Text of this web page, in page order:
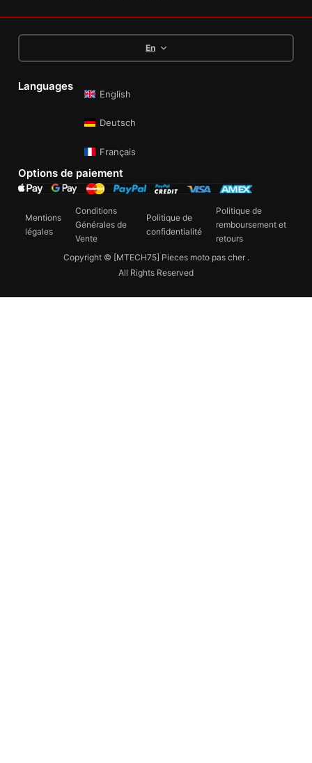
En
Languages
English
Deutsch
Français
Options de paiement
Copyright © [MTECH75] Pieces moto pas cher .
All Rights Reserved
Mentions
légales
Conditions
Générales de
Vente
Politique de
confidentialité
Politique de
remboursement et
retours